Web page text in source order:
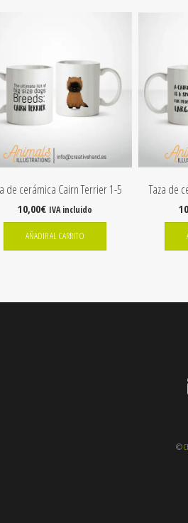
de cerámica Cairn Terrier 1-5
10,00€ IVA incluido
AÑADIR AL CARRITO
Taza de
©